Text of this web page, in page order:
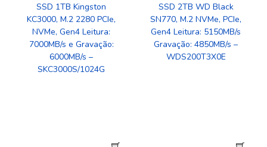
SSD 1TB Kingston
KC3000, M.2 2280 PCIe,
NVMe, Gen4 Leitura:
7000MB/s e Gravação:
6000MB/s –
SKC3000S/1024G
SSD 2TB WD Black
SN770, M.2 NVMe, PCIe,
Gen4 Leitura: 5150MB/s
Gravação: 4850MB/s –
WDS200T3X0E